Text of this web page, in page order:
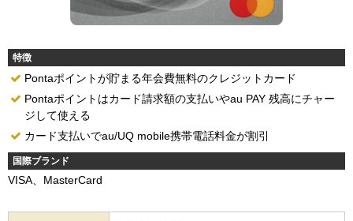
特徴
Pontaポイントが貯まる年会費無料のクレジットカード
Pontaポイントはカード請求額の支払いやau PAY 残高にチャー
ジして使える
カード支払いでau/UQ mobile携帯電話料金が割引
国際ブランド
VISA、MasterCard